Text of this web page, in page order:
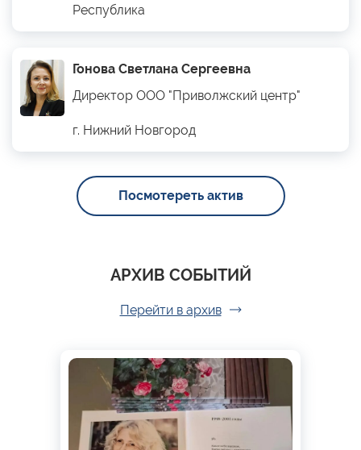
Республика
Гонова Светлана Сергеевна
Директор ООО "Приволжский центр"
г. Нижний Новгород
Посмотереть актив
АРХИВ СОБЫТИЙ
Перейти в архив